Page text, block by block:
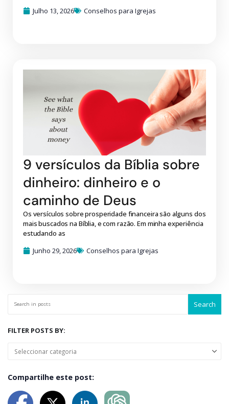
Julho 13, 2026
Conselhos para Igrejas
9 versículos da Bíblia sobre
dinheiro: dinheiro e o
caminho de Deus
Os versículos sobre prosperidade financeira são alguns dos
mais buscados na Bíblia, e com razão. Em minha experiência
estudando as
Junho 29, 2026
Conselhos para Igrejas
Search
FILTER POSTS BY:
Compartilhe este post: